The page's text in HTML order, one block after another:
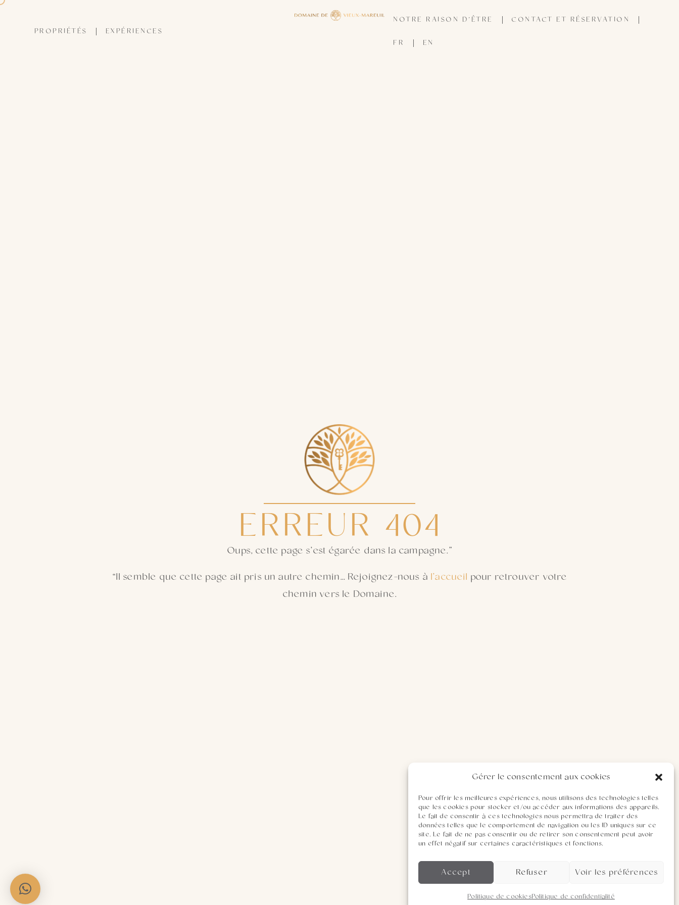
Gérer le consentement aux cookies
Pour offrir les meilleures expériences, nous utilisons des technologies telles
que les cookies pour stocker et/ou accéder aux informations des appareils.
Le fait de consentir à ces technologies nous permettra de traiter des
données telles que le comportement de navigation ou les ID uniques sur ce
site. Le fait de ne pas consentir ou de retirer son consentement peut avoir
un effet négatif sur certaines caractéristiques et fonctions.
Accept Refuser Voir les préférences
Politique de cookiesPolitique de confidentialité
PROPRIÉTÉS EXPÉRIENCES
NOTRE RAISON D’ÊTRE
CONTACT ET RÉSERVATION
FR
EN
ERREUR 404
Oups, cette page s’est égarée dans la campagne.”
“Il semble que cette page ait pris un autre chemin… Rejoignez-nous àl’accueil pour retrouver votre
chemin vers le Domaine.